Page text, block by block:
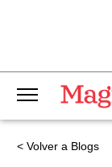
< Volver a Blogs